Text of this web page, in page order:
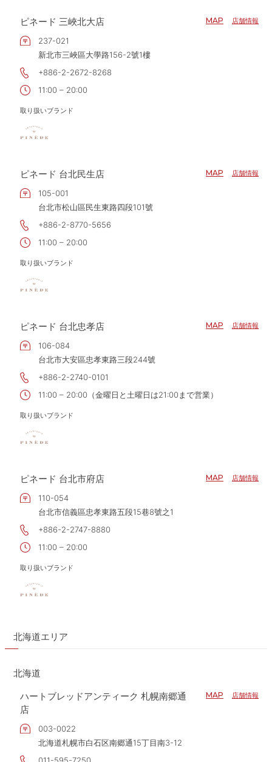
ピネード 三峽北大店 MAP 店舗情報
237-021
新北市三峽區大學路156-2號1樓
+886-2-2672-8268
11:00 – 20:00
取り扱いブランド
ピネード 台北民生店 MAP 店舗情報
105-001
台北市松山區民生東路四段101號
+886-2-8770-5656
11:00 – 20:00
取り扱いブランド
ピネード 台北忠孝店 MAP 店舗情報
106-084
台北市大安區忠孝東路三段244號
+886-2-2740-0101
11:00 – 20:00（金曜日と土曜日は21:00まで営業）
取り扱いブランド
ピネード 台北市府店 MAP 店舗情報
110-054
台北市信義區忠孝東路五段15巷8號之1
+886-2-2747-8880
11:00 – 20:00
取り扱いブランド
北海道エリア
北海道
ハートブレッドアンティーク 札幌南郷通
店
MAP 店舗情報
003-0022
北海道札幌市白石区南郷通15丁目南3-12
011-595-7250